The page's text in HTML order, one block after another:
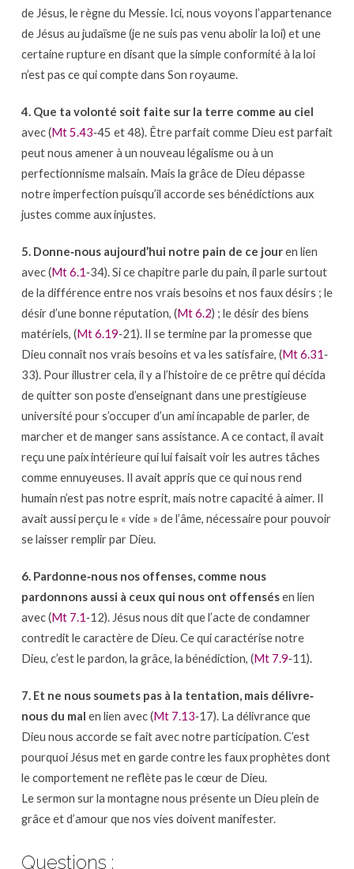
de Jésus, le règne du Messie. Ici, nous voyons l’appartenance
de Jésus au judaïsme (je ne suis pas venu abolir la loi) et une
certaine rupture en disant que la simple conformité à la loi
n’est pas ce qui compte dans Son royaume.
4. Que ta volonté soit faite sur la terre comme au ciel
avec (Mt 5.43‐45 et 48). Être parfait comme Dieu est parfait
peut nous amener à un nouveau légalisme ou à un
perfectionnisme malsain. Mais la grâce de Dieu dépasse
notre imperfection puisqu’il accorde ses bénédictions aux
justes comme aux injustes.
5. Donne‐nous aujourd’hui notre pain de ce jouren lien
avec (Mt 6.1‐34). Si ce chapitre parle du pain, il parle surtout
de la différence entre nos vrais besoins et nos faux désirs ; le
désir d’une bonne réputation, (Mt 6.2) ; le désir des biens
matériels, (Mt 6.19‐21). Il se termine par la promesse que
Dieu connaît nos vrais besoins et va les satisfaire, (Mt 6.31‐
33). Pour illustrer cela, il y a l’histoire de ce prêtre qui décida
de quitter son poste d’enseignant dans une prestigieuse
université pour s’occuper d’un ami incapable de parler, de
marcher et de manger sans assistance. A ce contact, il avait
reçu une paix intérieure qui lui faisait voir les autres tâches
comme ennuyeuses. Il avait appris que ce qui nous rend
humain n’est pas notre esprit, mais notre capacité à aimer. Il
avait aussi perçu le « vide » de l’âme, nécessaire pour pouvoir
se laisser remplir par Dieu.
6. Pardonne‐nous nos offenses, comme nous
pardonnons aussi à ceux qui nous ont offensésen lien
avec (Mt 7.1‐12). Jésus nous dit que l’acte de condamner
contredit le caractère de Dieu. Ce qui caractérise notre
Dieu, c’est le pardon, la grâce, la bénédiction, (Mt 7.9‐11).
7. Et ne nous soumets pas à la tentation, mais délivre‐
nous du mal en lien avec (Mt 7.13‐17). La délivrance que
Dieu nous accorde se fait avec notre participation. C’est
pourquoi Jésus met en garde contre les faux prophètes dont
le comportement ne reflète pas le cœur de Dieu.
Le sermon sur la montagne nous présente un Dieu plein de
grâce et d’amour que nos vies doivent manifester.
Questions :